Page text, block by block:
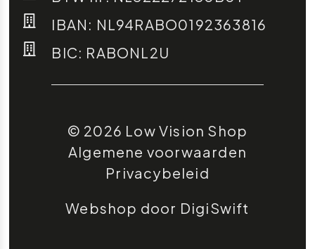
IBAN: NL94RABO0192363816
BIC: RABONL2U
© 2026 Low Vision Shop
Algemene voorwaarden
Privacybeleid
Webshop door DigiSwift